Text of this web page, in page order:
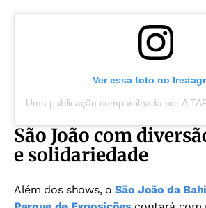
Ver essa foto no
São João com
e solidariedade
Além dos shows, oSão João da